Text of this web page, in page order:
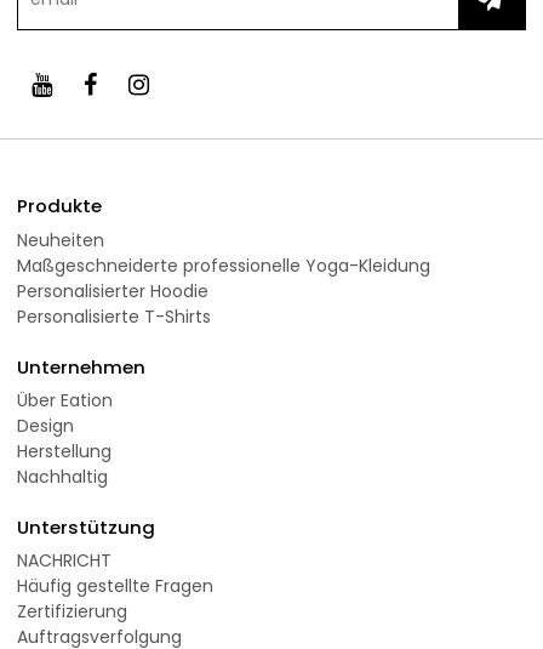
Produkte
Neuheiten
Maßgeschneiderte professionelle Yoga-Kleidung
Personalisierter Hoodie
Personalisierte T-Shirts
Unternehmen
Über Eation
Design
Herstellung
Nachhaltig
Unterstützung
NACHRICHT
Häufig gestellte Fragen
Zertifizierung
Auftragsverfolgung